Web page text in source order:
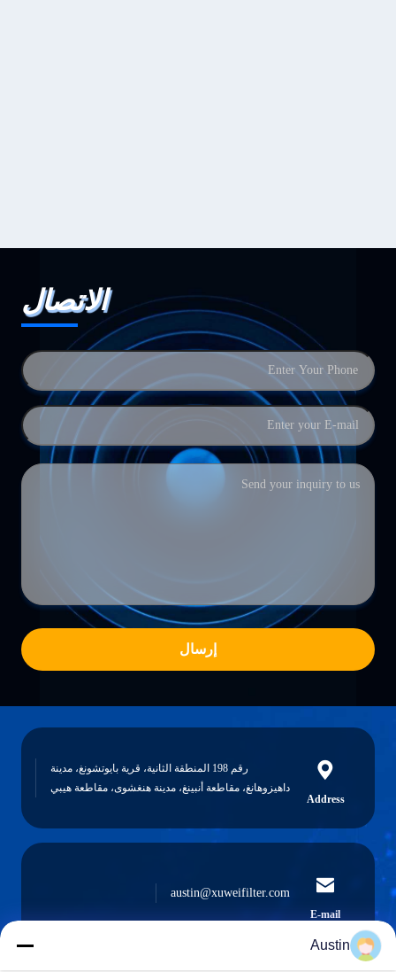
الاتصال
إرسال
Address
رقم 198 المنطقة الثانية، قرية بايوتشونغ، مدينة
داهيزوهانغ، مقاطعة أنبينغ، مدينة هنغشوى، مقاطعة هيبي
E-mail
austin@xuweifilter.com
Austin